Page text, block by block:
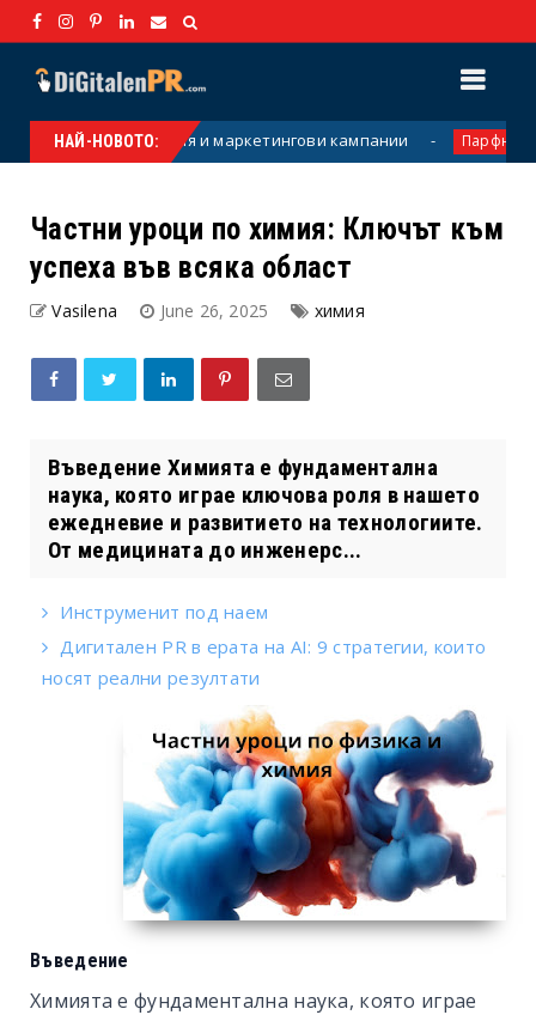
НАЙ-НОВОТО:
екипи, събития и маркетингови кампании Парфюми от
Частни уроци по химия: Ключът към
успеха във всяка област
Vasilena June 26, 2025 химия
Въведение Химията е фундаментална
наука, която играе ключова роля в нашето
ежедневие и развитието на технологиите.
От медицината до инженерс...
Инструменит под наем
Дигитален PR в ерата на AI: 9 стратегии, които
носят реални резултати
Въведение
Химията е фундаментална наука, която играе